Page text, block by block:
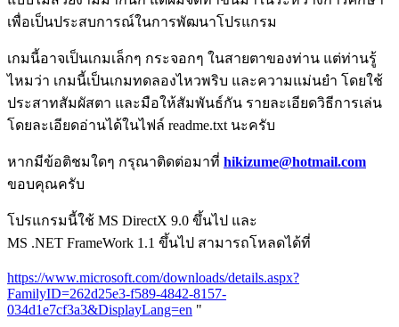
เพื่อเป็นประสบการณ์ในการพัฒนาโปรแกรม
เกมนี้อาจเป็นเกมเล็กๆ กระจอกๆ ในสายตาของท่าน แต่ท่านรู้
ไหมว่า เกมนี้เป็นเกมทดลองไหวพริบ และความแม่นยำ โดยใช้
ประสาทสัมผัสตา และมือให้สัมพันธ์กัน รายละเอียดวิธีการเล่น
โดยละเอียดอ่านได้ในไฟล์ readme.txt นะครับ
หากมีข้อติชมใดๆ กรุณาติดต่อมาที่ hikizume@hotmail.com
ขอบคุณครับ
โปรแกรมนี้ใช้ MS DirectX 9.0 ขึ้นไป และ
MS .NET FrameWork 1.1 ขึ้นไป สามารถโหลดได้ที่
https://www.microsoft.com/downloads/details.aspx?
FamilyID=262d25e3-f589-4842-8157-
034d1e7cf3a3&DisplayLang=en "